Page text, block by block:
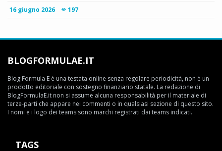
16 giugno 2026 197
BLOGFORMULAE.IT
Blog Formula E è una testata online senza regolare periodicità, non è un
prodotto editoriale con sostegno finanziario statale. La redazione di
BlogFormulaE.it non si assume alcuna responsabilità per il materiale di
terze-parti che appare nei commenti o in qualsiasi sezione di questo sito.
I nomi e i logo dei teams sono marchi registrati dai teams indicati.
TAGS